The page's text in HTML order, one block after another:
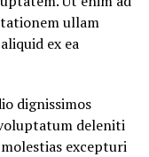
ullam
ex ea
dignissimos
deleniti
excepturi